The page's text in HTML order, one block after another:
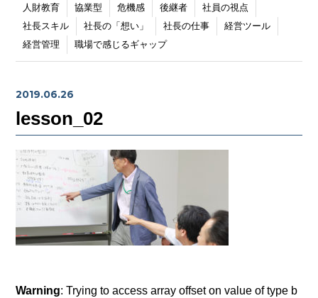
人財教育
協業型 危機感 後継者
社員の視点
社長スキル
社長の「想い」 社長の仕事
経営ツール
経営管理
職場で感じるギャップ
2019.06.26
lesson_02
Warning: Trying to access array offset on value of type b